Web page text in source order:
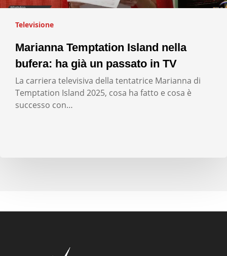
Televisione
Marianna Temptation Island nella
bufera: ha già un passato in TV
La carriera televisiva della tentatrice Marianna di
Temptation Island 2025, cosa ha fatto e cosa è
successo con…